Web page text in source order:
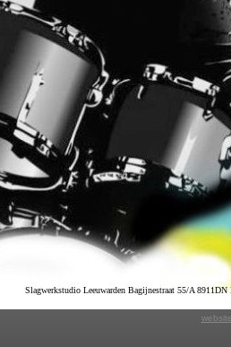
Slagwerkstudio Leeuwarden Bagijnestraat 55/A